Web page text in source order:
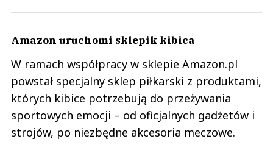
Amazon uruchomi sklepik kibica
W ramach współpracy w sklepie Amazon.pl
powstał specjalny sklep piłkarski z produktami,
których kibice potrzebują do przeżywania
sportowych emocji – od oficjalnych gadżetów i
strojów, po niezbędne akcesoria meczowe.